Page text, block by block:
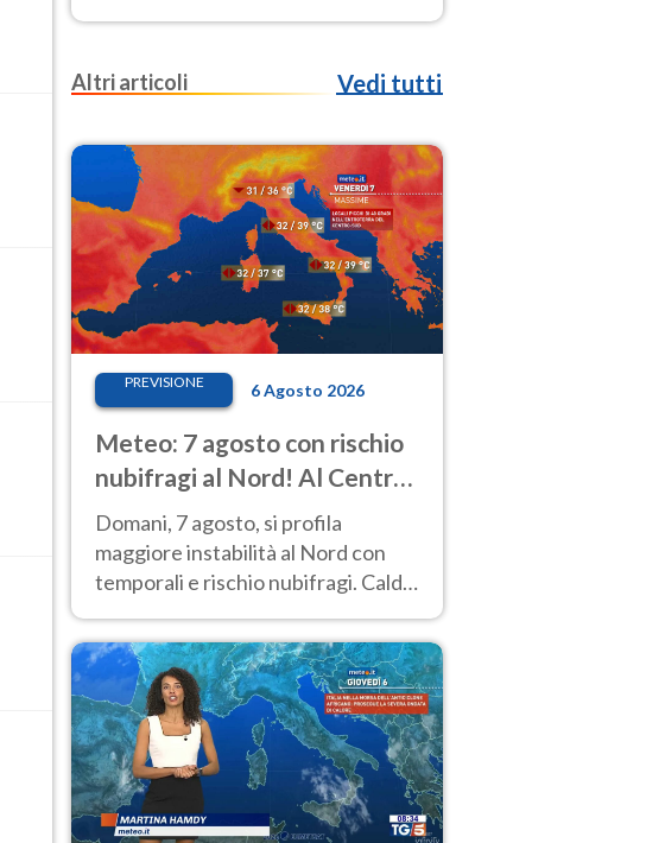
nuovo rinforzo dell’anticiclone
Altri articoli
Vedi tutti
PREVISIONE 6 Agosto 2026
Meteo: 7 agosto con rischio
nubifragi al Nord! Al Centro-
Sud caldo estremo
Domani, 7 agosto, si profila
maggiore instabilità al Nord con
temporali e rischio nubifragi. Caldo
previsioni.